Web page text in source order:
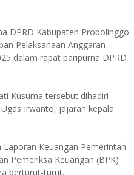
DPRD Kabupaten Probolinggo
Pelaksanaan Anggaran
dalam rapat paripurna DPRD
Kusuma tersebut dihadiri
Irwanto, jajaran kepala
Keuangan Pemerintah
Pemeriksa Keuangan (BPK)
berturut-turut.